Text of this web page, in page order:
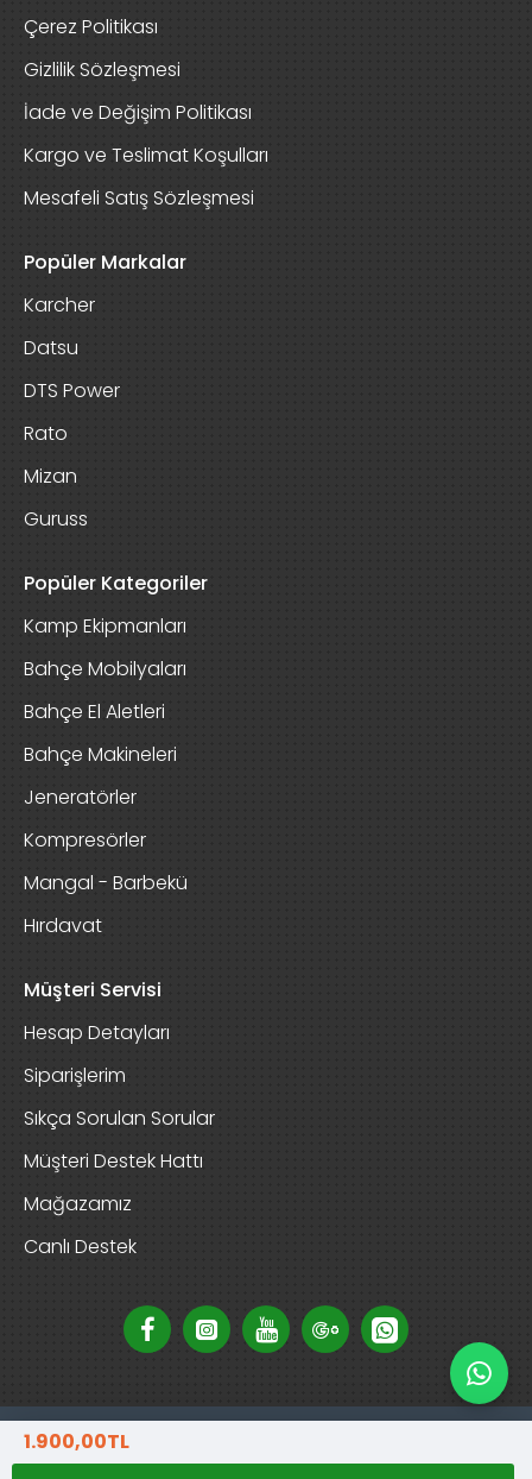
1.900,00TL
Çerez Politikası
Gizlilik Sözleşmesi
İade ve Değişim Politikası
Kargo ve Teslimat Koşulları
Mesafeli Satış Sözleşmesi
Popüler Markalar
Karcher
Datsu
DTS Power
Rato
Mizan
Guruss
Popüler Kategoriler
Kamp Ekipmanları
Bahçe Mobilyaları
Bahçe El Aletleri
Bahçe Makineleri
Jeneratörler
Kompresörler
Mangal - Barbekü
Hırdavat
Müşteri Servisi
Hesap Detayları
Siparişlerim
Sıkça Sorulan Sorular
Müşteri Destek Hattı
Mağazamız
Canlı Destek
Copyright © 2025, D-Garden Market, Tüm Hakları Saklıdır